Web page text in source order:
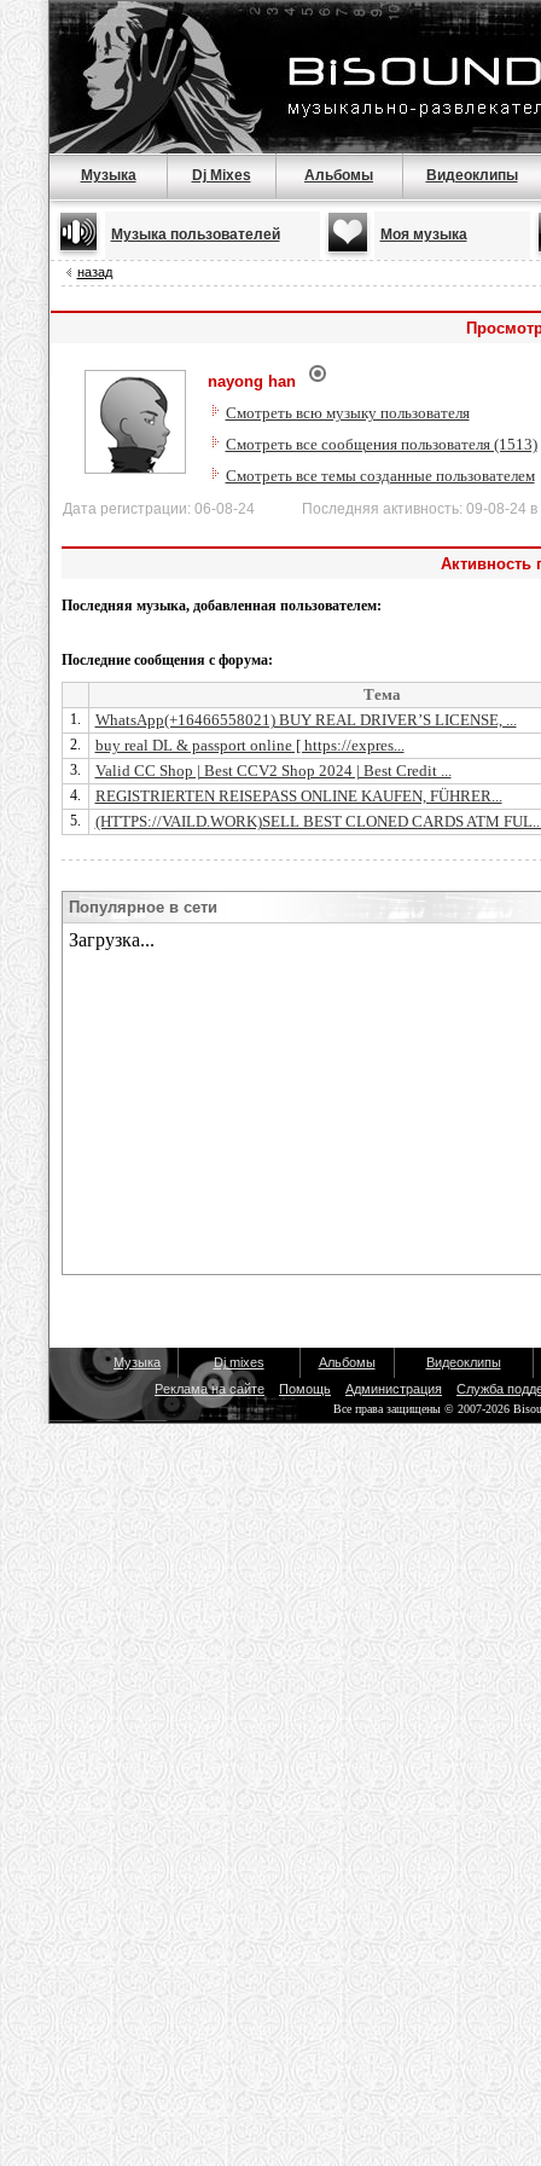
Музыка Dj Mixes Альбомы Видеоклипы
Музыка пользователей Моя музыка
назад
nayong han
Смотреть всю музыку пользователя
Смотреть все сообщения пользователя (1513)
Смотреть все темы созданные пользователем
Дата регистрации: 06-08-24 Последняя активность: 09-08-24 в
Активность
Последняя музыка, добавленная пользователем:
Последние сообщения с форума:
Тема
1. WhatsApp(+16466558021) BUY REAL DRIVER’S LICENSE, ...
2. buy real DL & passport online [ https://expres...
3. Valid CC Shop | Best CCV2 Shop 2024 | Best Credit ...
4. REGISTRIERTEN REISEPASS ONLINE KAUFEN, FÜHRER...
5. (HTTPS://VAILD.WORK)SELL BEST CLONED CARDS ATM
Популярное в сети
Музыка Dj mixes Альбомы
Видеоклипы
Реклама на сайте
Помощь Администрация Служба
Все права защищены © 2007-2026